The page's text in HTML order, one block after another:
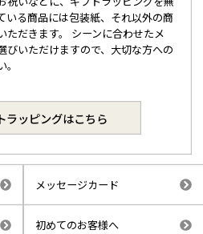
いる商品には包装紙、それ以外の商
ただきます。 シーンに合わせたメ
びいただけますので、大切な方への
ラッピングはこちら
メッセージカード
初めてのお客様へ